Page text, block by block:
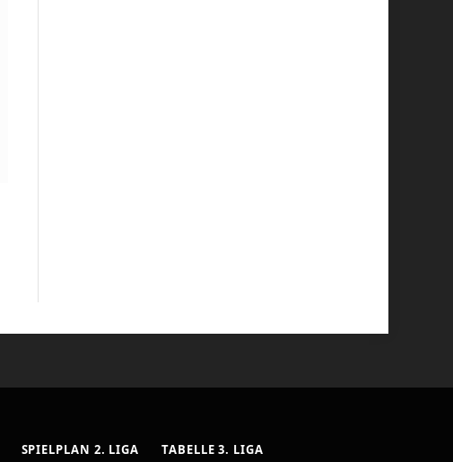
SPIELPLAN 2. LIGA TABELLE 3. LIGA